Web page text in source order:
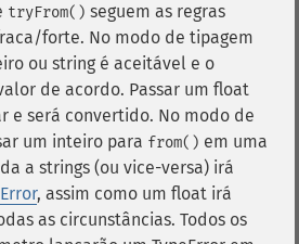
tryFrom() seguem as regras
forte. No modo de tipagem
ou string é aceitável e o
de acordo. Passar um float
e será convertido. No modo de
um inteiro para from() em uma
a strings (ou vice-versa) irá
, assim como um float irá
as circunstâncias. Todos os